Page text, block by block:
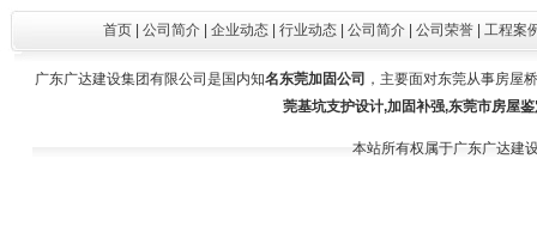
谢水晴（投标专员）
首页 公司简介 企业动态 行业动态 公司简介 公司荣誉 工程案
广东广达建设集团有限公司是国内知名东莞加固公司 ，主要面对东莞从事房屋
莞基坑支护设计,加固补强,东莞市房屋
本站所有权属于广东广达建